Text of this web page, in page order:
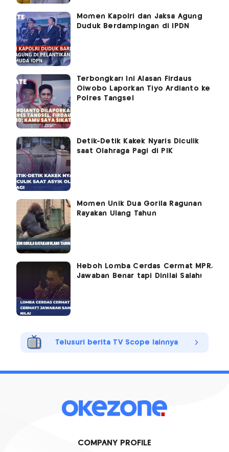
Momen Kapolri dan Jaksa Agung
Duduk Berdampingan di IPDN
Terbongkar! Ini Alasan Firdaus
Oiwobo Laporkan Tiyo Ardianto ke
Polres Tangsel
Detik-Detik Kakek Nyaris Diculik
saat Olahraga Pagi di PIK
Momen Unik Dua Gorila Ragunan
Rayakan Ulang Tahun
Heboh Lomba Cerdas Cermat MPR,
Jawaban Benar tapi Dinilai Salah!
Telusuri berita TV Scope lainnya